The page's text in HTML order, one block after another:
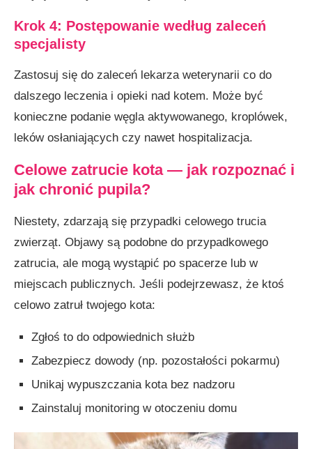
Krok 4: Postępowanie według zaleceń
specjalisty
Zastosuj się do zaleceń lekarza weterynarii co do
dalszego leczenia i opieki nad kotem. Może być
konieczne podanie węgla aktywowanego, kroplówek,
leków osłaniających czy nawet hospitalizacja.
Celowe zatrucie kota — jak rozpoznać i
jak chronić pupila?
Niestety, zdarzają się przypadki celowego trucia
zwierząt. Objawy są podobne do przypadkowego
zatrucia, ale mogą wystąpić po spacerze lub w
miejscach publicznych. Jeśli podejrzewasz, że ktoś
celowo zatruł twojego kota:
Zgłoś to do odpowiednich służb
Zabezpiecz dowody (np. pozostałości pokarmu)
Unikaj wypuszczania kota bez nadzoru
Zainstaluj monitoring w otoczeniu domu